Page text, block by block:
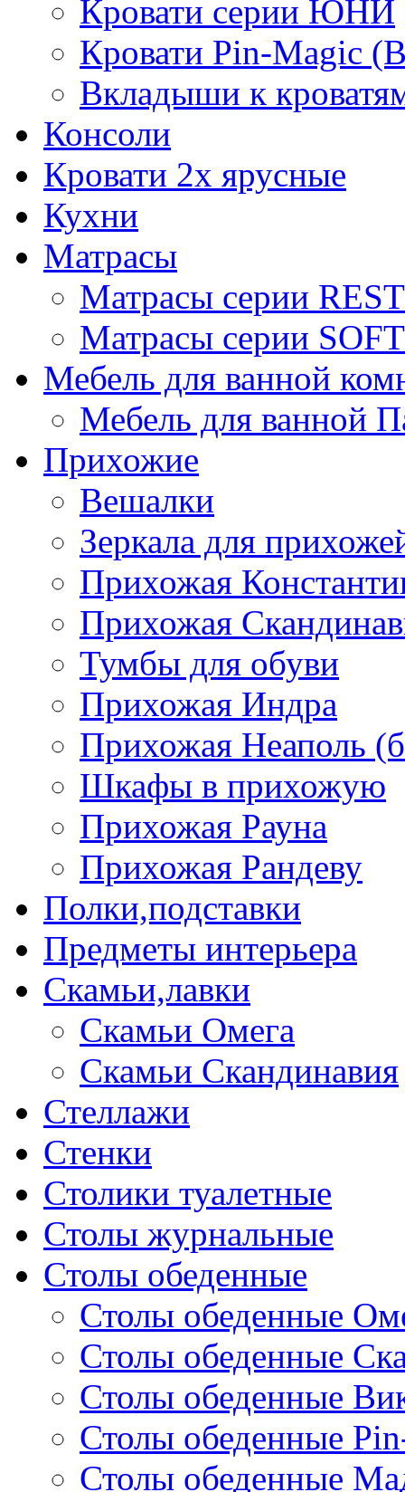
Кровати серии ЮНИ
Кровати Pin-Magic
Вкладыши к
Консоли
Кровати 2х ярусные
Кухни
Матрасы
Матрасы серии REST
Матрасы серии SOFT
Мебель для ванной
Мебель для ванной
Прихожие
Вешалки
Зеркала для
Прихожая
Прихожая
Тумбы для обуви
Прихожая Индра
Прихожая Неаполь
Шкафы в прихожую
Прихожая Рауна
Прихожая Рандеву
Полки,подставки
Предметы интерьера
Скамьи,лавки
Скамьи Омега
Скамьи Скандинавия
Стеллажи
Стенки
Столики туалетные
Столы журнальные
Столы обеденные
Столы обеденные
Столы обеденные
Столы обеденные
Столы обеденные
Столы обеденные